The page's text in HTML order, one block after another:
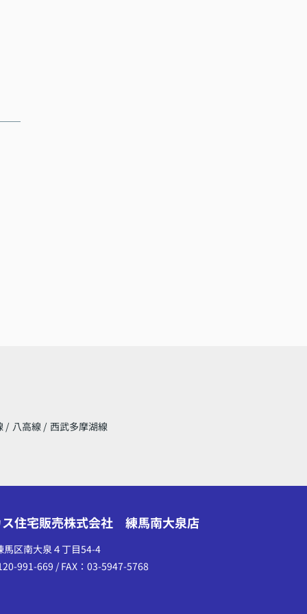
/ 八高線 / 西武多摩湖線
ス住宅販売株式会社 練馬南大泉店
馬区南大泉４丁目54-4
991-669 / FAX：03-5947-5768